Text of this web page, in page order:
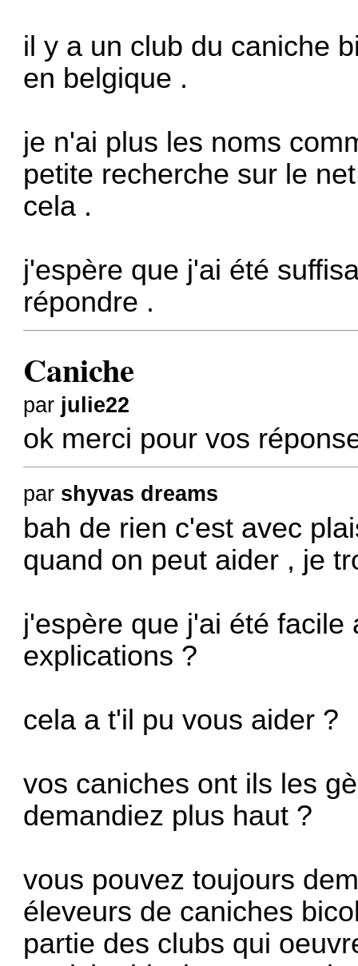
il y a un club du caniche
en belgique .
je n'ai plus les noms
petite recherche sur le
cela .
j'espère que j'ai été
répondre .
Caniche
par julie22
ok merci pour vos
par shyvas dreams
bah de rien c'est avec
quand on peut aider , je
j'espère que j'ai été
explications ?
cela a t'il pu vous aider ?
vos caniches ont ils les
demandiez plus haut ?
vous pouvez toujours
éleveurs de caniches
partie des clubs qui